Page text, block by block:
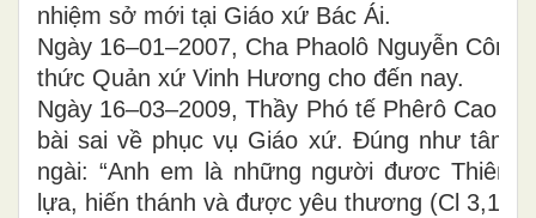
nhiệm sở mới tại Giáo xứ Bác Ái.
Ngày 16–01–2007, Cha Phaolô Nguyễn Công
thức Quản xứ Vinh Hương cho đến nay.
Ngày 16–03–2009, Thầy Phó tế Phêrô Cao
bài sai về phục vụ Giáo xứ. Đúng như tâm
ngài: “Anh em là những người đươc Thiên
lựa, hiến thánh và được yêu thương (Cl 3,12)”.